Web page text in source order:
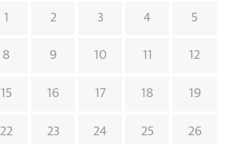
1 2 3 4 5
8 9 10 11 12
15 16 17 18 19
22 23 24 25 26